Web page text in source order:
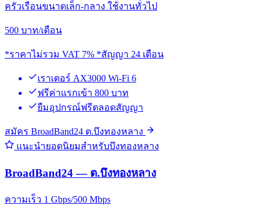
ครัวเรือนขนาดเล็ก-กลาง ใช้งานทั่วไป
500 บาท/เดือน
*ราคาไม่รวม VAT 7% *สัญญา 24 เดือน
เราเตอร์ AX3000 Wi-Fi 6
ฟรีค่าแรกเข้า 800 บาท
ยืมอุปกรณ์ฟรีตลอดสัญญา
สมัคร BroadBand24 ต.บึงทองหลาง
แนะนำยอดนิยมสำหรับบึงทองหลาง
BroadBand24 — ต.บึงทองหลาง
ความเร็ว 1 Gbps/500 Mbps